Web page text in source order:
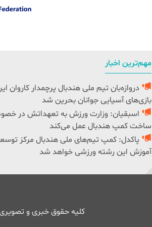
مهم‌ترین اخبار
دروازه‌بان تیم ملی هندبال پرچمدار کاروان
بازی‌های آسیایی جوانان بحرین شد
اسبقیان: وزارت ورزش به تعهداتش در
ساخت کمپ هندبال عمل می‌کند
پاکدل: کمپ تیم‌های ملی هندبال مرکز
آموزش این رشته ورزشی خواهد شد
کلیه حقوق خبری و